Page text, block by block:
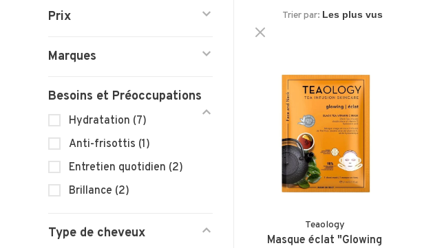
Prix
Marques
Besoins et Préoccupations
Hydratation (7)
Anti-frisottis (1)
Entretien quotidien (2)
Brillance (2)
Type de cheveux
Trier par:
Teaology
Masque éclat "Glowing